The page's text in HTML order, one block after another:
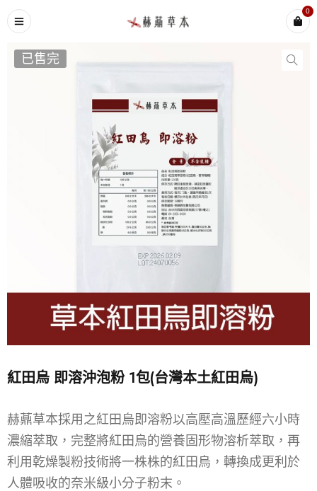
0
已售完
紅田烏 即溶沖泡粉 1包(台灣本土紅田烏)
赫薡草本採用之紅田烏即溶粉以高壓高溫歷經六小時
濃縮萃取，完整將紅田烏的營養固形物溶析萃取，再
利用乾燥製粉技術將一株株的紅田烏，轉換成更利於
人體吸收的奈米級小分子粉末。